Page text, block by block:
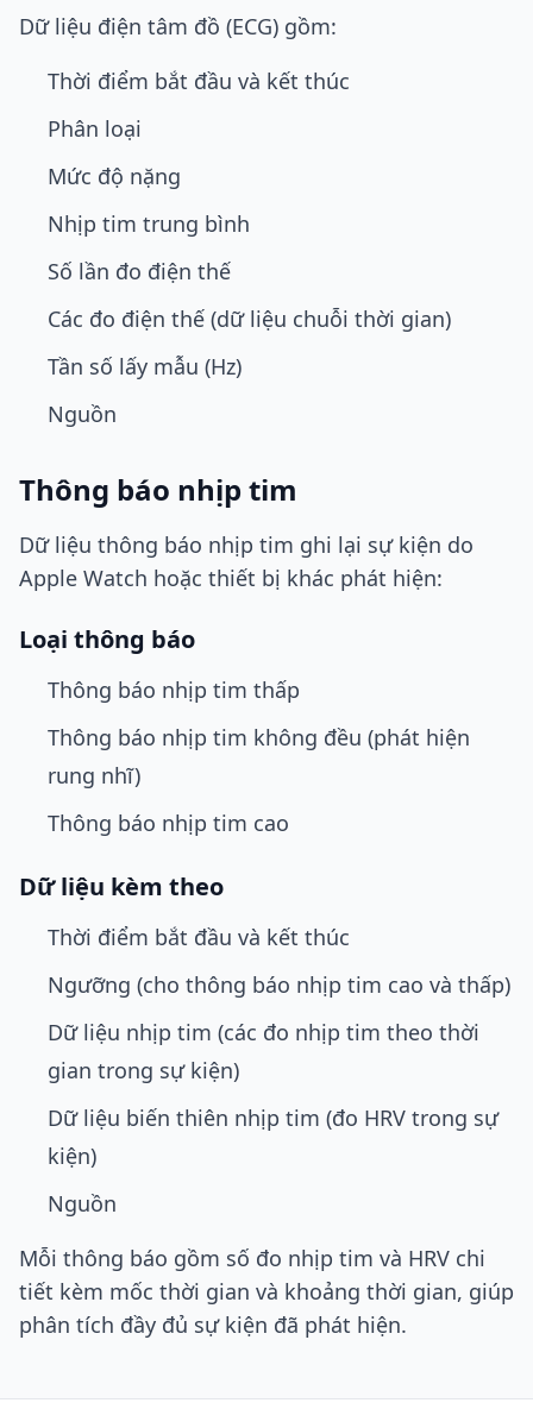
Dữ liệu điện tâm đồ (ECG) gồm:
Thời điểm bắt đầu và kết thúc
Phân loại
Mức độ nặng
Nhịp tim trung bình
Số lần đo điện thế
Các đo điện thế (dữ liệu chuỗi thời gian)
Tần số lấy mẫu (Hz)
Nguồn
Thông báo nhịp tim
Dữ liệu thông báo nhịp tim ghi lại sự kiện do
Apple Watch hoặc thiết bị khác phát hiện:
Loại thông báo
Thông báo nhịp tim thấp
Thông báo nhịp tim không đều (phát hiện
rung nhĩ)
Thông báo nhịp tim cao
Dữ liệu kèm theo
Thời điểm bắt đầu và kết thúc
Ngưỡng (cho thông báo nhịp tim cao và thấp)
Dữ liệu nhịp tim (các đo nhịp tim theo thời
gian trong sự kiện)
Dữ liệu biến thiên nhịp tim (đo HRV trong sự
kiện)
Nguồn
Mỗi thông báo gồm số đo nhịp tim và HRV chi
tiết kèm mốc thời gian và khoảng thời gian, giúp
phân tích đầy đủ sự kiện đã phát hiện.